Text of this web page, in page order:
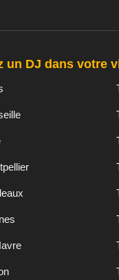
un DJ dans votre